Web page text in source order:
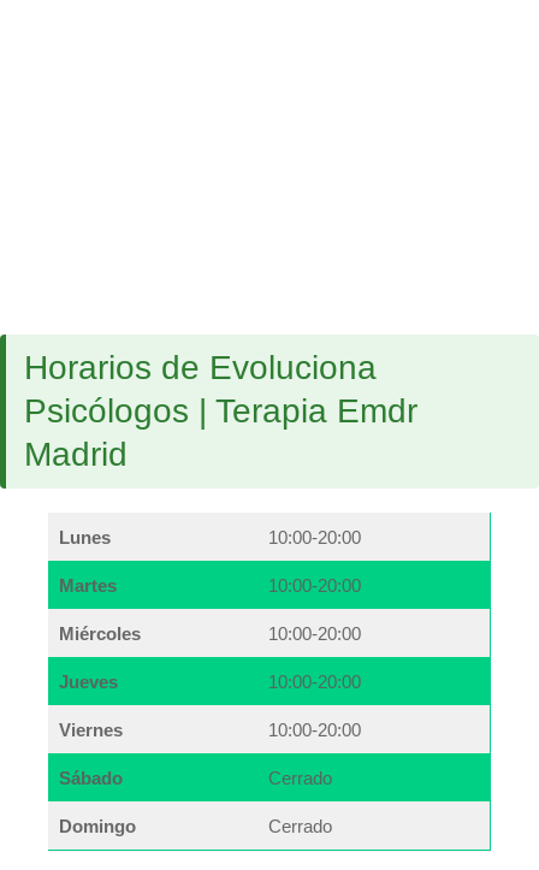
Horarios de Evoluciona
Psicólogos | Terapia Emdr
Madrid
Lunes 10:00-20:00
Martes 10:00-20:00
Miércoles 10:00-20:00
Jueves 10:00-20:00
Viernes 10:00-20:00
Sábado Cerrado
Domingo Cerrado